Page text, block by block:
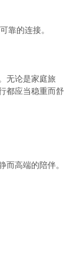
靠的连接。
无论是家庭旅
都应当稳重而舒
高端的陪伴。